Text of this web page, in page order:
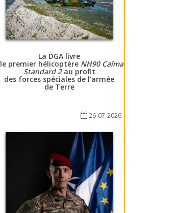
La DGA livre
le premier hélicoptère NH90 Caïman
Standard 2au profit
des forces spéciales de l’armée
de Terre
26-07-2026